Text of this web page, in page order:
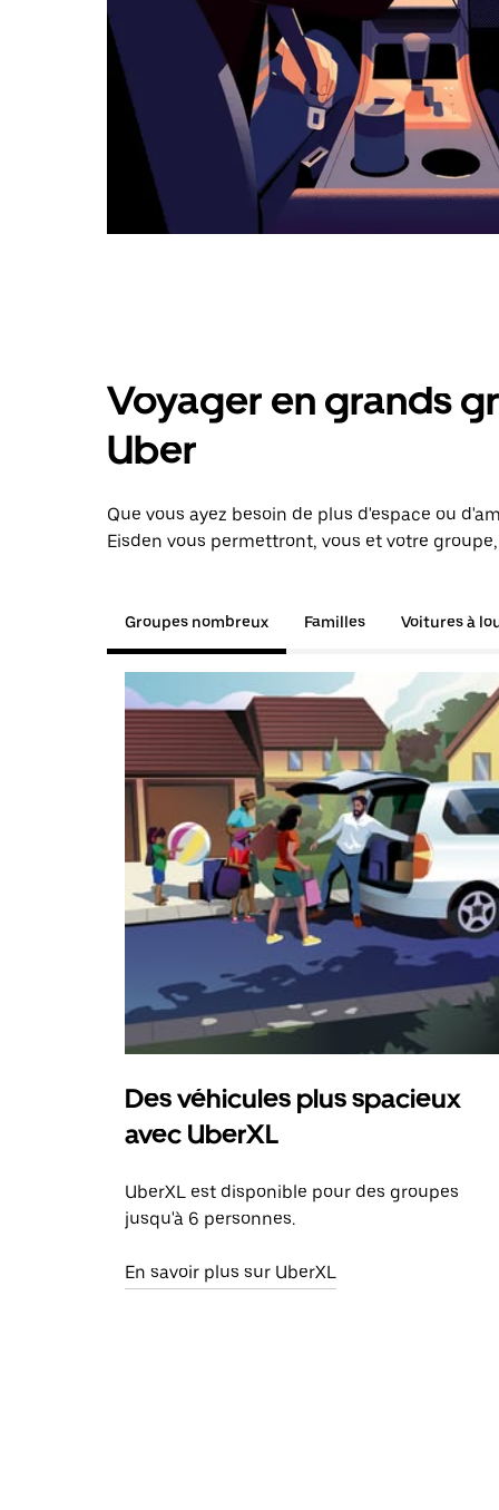
Voyager en grands
Uber
Que vous ayez besoin de plus d'espace ou
Eisden vous permettront, vous et votre
Groupes nombreux Familles Voitures à
Des véhicules plus spacieux
avec UberXL
UberXL est disponible pour des groupes
jusqu'à 6 personnes.
En savoir plus sur UberXL